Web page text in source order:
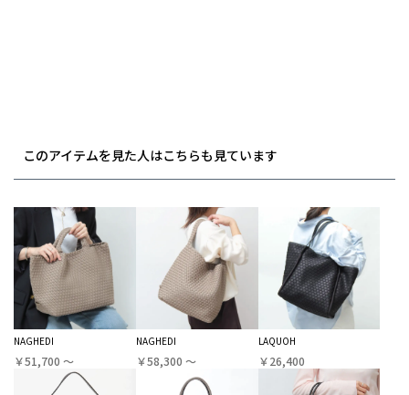
このアイテムを見た人はこちらも見ています
NAGHEDI
￥51,700 〜
NAGHEDI
￥58,300 〜
LAQUOH
￥26,400